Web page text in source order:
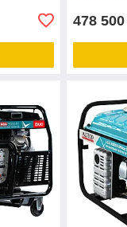
478 500